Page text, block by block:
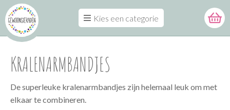
Kies een categorie
KRALENARMBANDJES
De superleuke kralenarmbandjes zijn helemaal leuk om met
elkaar te combineren.